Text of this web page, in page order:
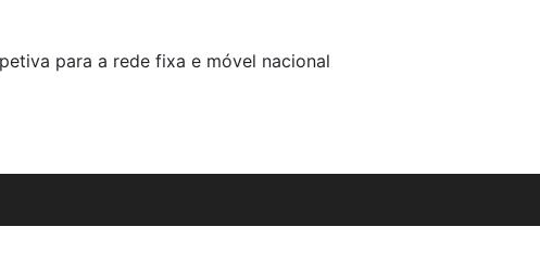
para a rede fixa e móvel nacional